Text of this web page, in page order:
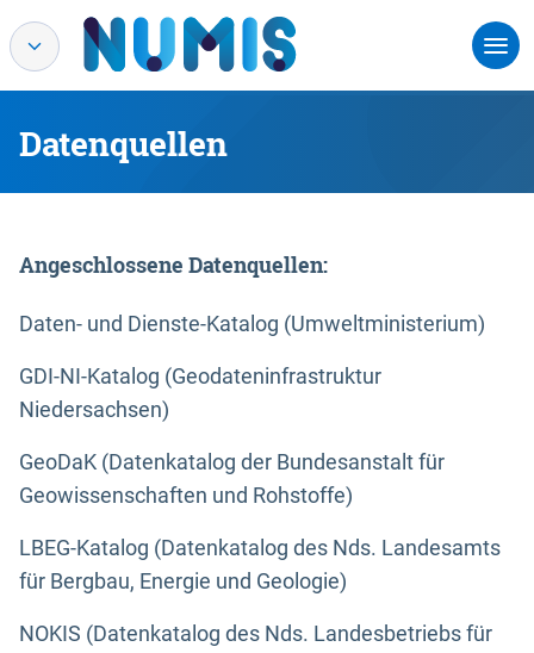
Datenquellen
Angeschlossene Datenquellen:
Daten- und Dienste-Katalog (Umweltministerium)
GDI-NI-Katalog (Geodateninfrastruktur
Niedersachsen)
GeoDaK (Datenkatalog der Bundesanstalt für
Geowissenschaften und Rohstoffe)
LBEG-Katalog (Datenkatalog des Nds. Landesamts
für Bergbau, Energie und Geologie)
NOKIS (Datenkatalog des Nds. Landesbetriebs für